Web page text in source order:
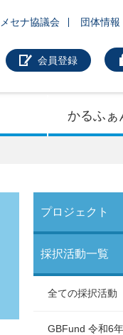
セナ協議会 団体情報
会員登録
かるふぁ
プロジェクト
採択活動一覧
全ての採択活動
GBFund 令和6